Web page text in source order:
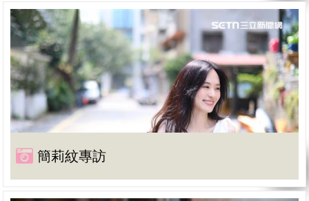
簡莉紋專訪